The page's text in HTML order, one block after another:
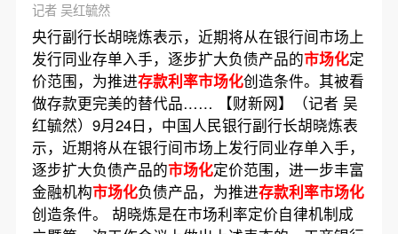
记者 吴红毓然
央行副行长胡晓炼表示，近期将从在银行间市场上
发行同业存单入手，逐步扩大负债产品的市场化定
价范围，为推进存款利率市场化创造条件。其被看
做存款更完美的替代品…… 【财新网】（记者 吴
红毓然）9月24日，中国人民银行副行长胡晓炼表
示，近期将从在银行间市场上发行同业存单入手，
逐步扩大负债产品的市场化定价范围，进一步丰富
金融机构市场化负债产品，为推进存款利率市场化
创造条件。 胡晓炼是在市场利率定价自律机制成